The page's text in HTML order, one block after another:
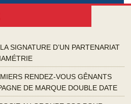
SIGNATURE D’UN PARTENARIAT
RENDEZ-VOUS GÊNANTS
DE MARQUE DOUBLE DATE